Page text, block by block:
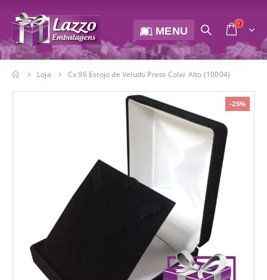
MENU
Loja Cx 96 Estojo de Veludo Preto Colar Alto (10004)
-25%